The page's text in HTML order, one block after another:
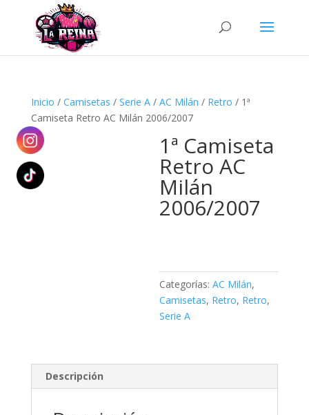
Búsqueda
productos
Inicio / Camisetas / Serie A/ AC Milán / Retro / 1ª
Camiseta Retro AC Milán 2006/2007
1ª Camiseta
Retro AC
Milán
2006/2007
Categorías:AC Milán,
Camisetas, Retro, Retro,
Serie A
Descripción